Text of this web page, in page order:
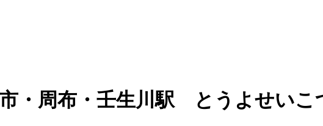
・周布・壬生川駅 とうよせいこ